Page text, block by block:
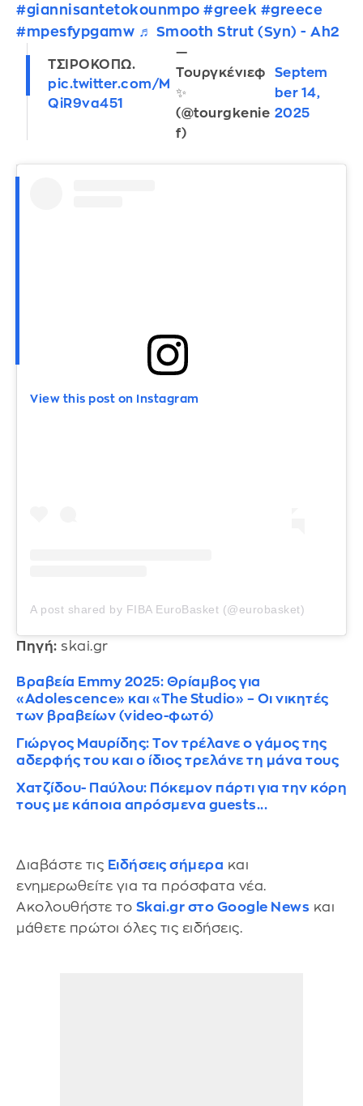
#giannisantetokounmpo #greek #greece
#mpesfypgamw ♬ Smooth Strut (Syn) - Ah2
ΤΣΙΡΟΚΟΠΩ.
pic.twitter.com/M
QiR9va451
—
Τουργκένιεφ
✨
(@tourgkenie
f)
Septem
ber 14,
2025
View this post on Instagram
A post shared by FIBA EuroBasket (@eurobasket)
Πηγή: skai.gr
Βραβεία Emmy 2025: Θρίαμβος για
«Adolescence» και «The Studio» – Οι νικητές
των βραβείων (video-φωτό)
Γιώργος Μαυρίδης: Τον τρέλανε ο γάμος της
αδερφής του και ο ίδιος τρελάνε τη μάνα τους
Χατζίδου- Παύλου: Πόκεμον πάρτι για την κόρη
τους με κάποια απρόσμενα guests...
Διαβάστε τις Ειδήσεις σήμερα και
ενημερωθείτε για τα πρόσφατα νέα.
Ακολουθήστε το Skai.gr στο Google News και
μάθετε πρώτοι όλες τις ειδήσεις.